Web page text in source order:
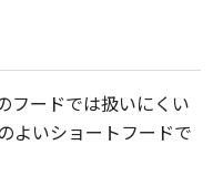
フードでは扱いにくい
よいショートフードで